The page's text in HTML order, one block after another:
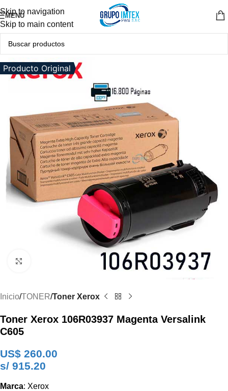
Skip to navigation
Skip to main content
MENÚ
Producto Original
Inicio TONER Toner Xerox
Toner Xerox 106R03937 Magenta Versalink
C605
US$ 260.00
s/ 915.20
Marca: Xerox